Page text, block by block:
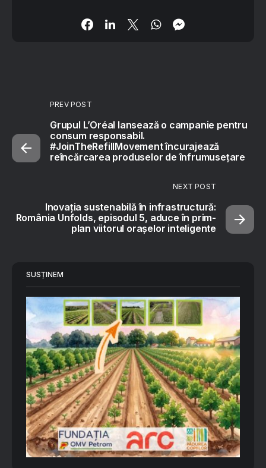
PREV POST
Grupul L’Oréal lansează o campanie pentru
consum responsabil.
#JoinTheRefillMovement încurajează
reîncărcarea produselor de înfrumusețare
NEXT POST
Inovația sustenabilă în infrastructură:
România Unfolds, episodul 5, aduce în prim-
plan viitorul orașelor inteligente
SUSȚINEM